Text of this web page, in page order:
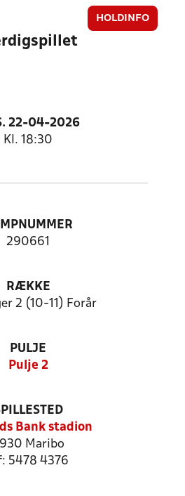
HOLDINFO
22-04-2026
Kl. 18:30
290661
RÆKKE
2 (10-11) Forår
PULJE
Pulje 2
Bank stadion
Maribo
5478 4376